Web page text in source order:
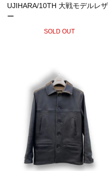
UJIHARA/10TH 大戦モデルレザ
ー
SOLD OUT